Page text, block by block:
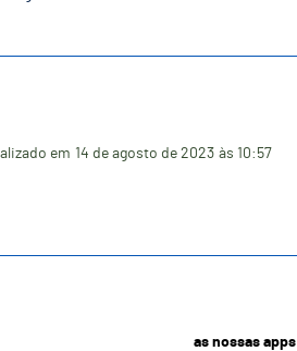
em 14 de agosto de 2023 às 10:57
as nossas apps